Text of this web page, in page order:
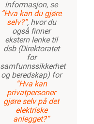
informasjon, se
”Hva kan du gjøre
selv?”, hvor du
også finner
ekstern lenke til
dsb (Direktoratet
for
samfunnssikkerhet
og beredskap) for
“Hva kan
privatpersoner
gjøre selv på det
elektriske
anlegget?”